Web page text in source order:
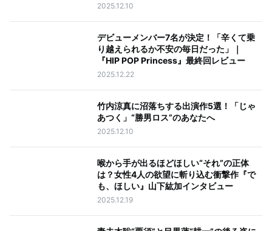
2025.12.10
デビューメンバー7名が決定！「辛くて乗
り越えられるか不安の毎日だった」｜
『HIP POP Princess』最終回レビュー
2025.12.22
竹内涼真に沼落ちする出演作5選！「じゃ
あつく」“勝男ロス”のあなたへ
2025.12.10
喉から手が出るほどほしい“それ”の正体
は？女性4人の欲望に斬り込む衝撃作『で
も、ほしい』山下紘加インタビュー
2025.12.19